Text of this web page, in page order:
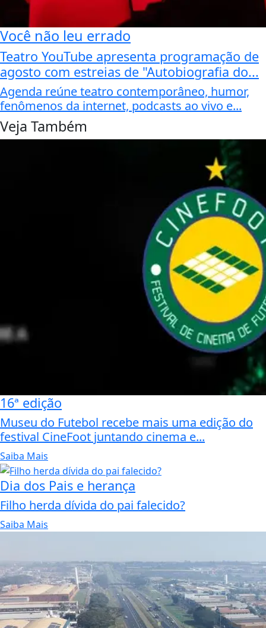
Você não leu errado
Teatro YouTube apresenta programação de
agosto com estreias de "Autobiografia do...
Agenda reúne teatro contemporâneo, humor,
fenômenos da internet, podcasts ao vivo e...
Veja Também
16ª edição
Museu do Futebol recebe mais uma edição do
festival CineFoot juntando cinema e...
Saiba Mais
Dia dos Pais e herança
Filho herda dívida do pai falecido?
Saiba Mais